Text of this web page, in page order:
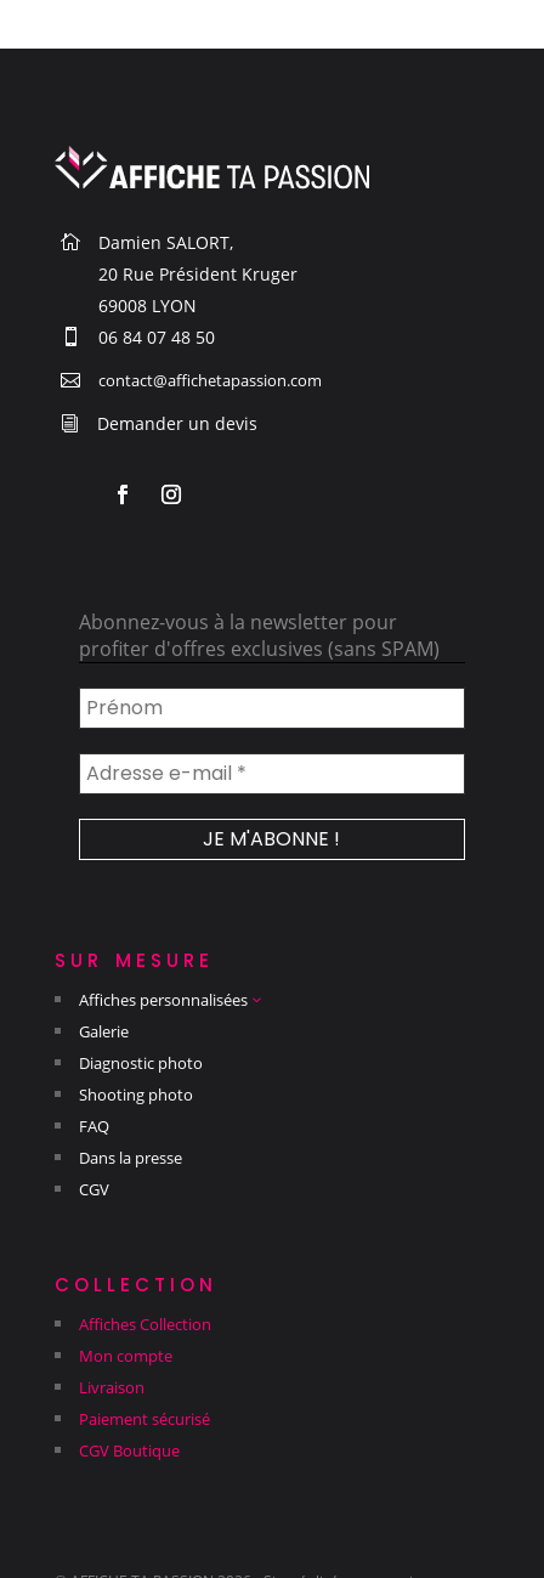
 Damien SALORT,
20 Rue Président Kruger
69008 LYON
 06 84 07 48 50
 contact@affichetapassion.com
i Demander un devis
Abonnez-vous à la newsletter pour
profiter d'offres exclusives (sans SPAM)
sur mesure
Affiches personnalisées3
Galerie
Diagnostic photo
Shooting photo
FAQ
Dans la presse
CGV
collection
Affiches Collection
Mon compte
Livraison
Paiement sécurisé
CGV Boutique